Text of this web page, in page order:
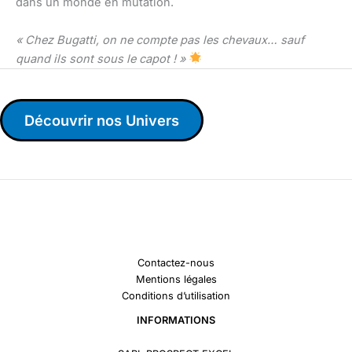
« Chez Bugatti, on ne compte pas les chevaux… sauf
quand ils sont sous le capot ! »
Découvrir nos Univers
Contactez-nous
Mentions légales
Conditions d’utilisation
INFORMATIONS